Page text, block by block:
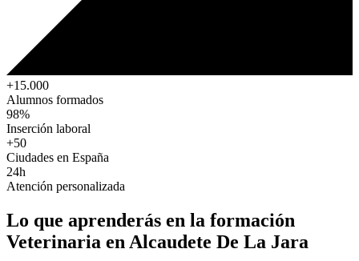
+15.000
Alumnos formados
98%
Inserción laboral
+50
Ciudades en España
24h
Atención personalizada
Lo que aprenderás en la formación
Veterinaria en Alcaudete De La Jara